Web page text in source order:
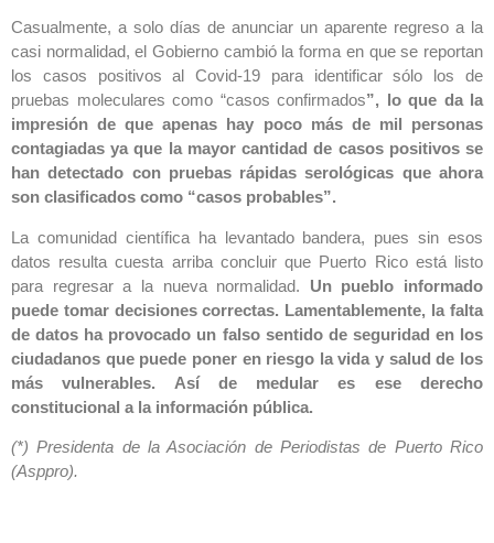
Casualmente, a solo días de anunciar un aparente regreso a la
casi normalidad, el Gobierno cambió la forma en que se reportan
los casos positivos al Covid-19 para identificar sólo los de
pruebas moleculares como “casos confirmados”, lo que da la
impresión de que apenas hay poco más de mil personas
contagiadas ya que la mayor cantidad de casos positivos se
han detectado con pruebas rápidas serológicas que ahora
son clasificados como “casos probables”.
La comunidad científica ha levantado bandera, pues sin esos
datos resulta cuesta arriba concluir que Puerto Rico está listo
para regresar a la nueva normalidad. Un pueblo informado
puede tomar decisiones correctas. Lamentablemente, la falta
de datos ha provocado un falso sentido de seguridad en los
ciudadanos que puede poner en riesgo la vida y salud de los
más vulnerables. Así de medular es ese derecho
constitucional a la información pública.
(*) Presidenta de la Asociación de Periodistas de Puerto Rico
(Asppro).